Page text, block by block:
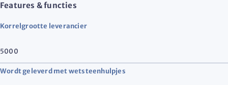
Features & functies
Korrelgrootte leverancier
5000
Wordt geleverd met wetsteenhulpjes